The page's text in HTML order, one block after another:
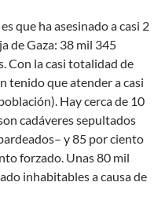
que ha asesinado a casi 2
de Gaza: 38 mil 345
Con la casi totalidad de
tenido que atender a casi
Hay cerca de 10
cadáveres sepultados
y 85 por ciento
forzado. Unas 80 mil
inhabitables a causa de